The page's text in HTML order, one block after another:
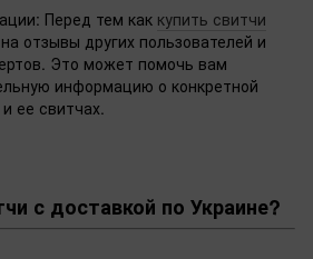
Перед тем как купить свитчи
отзывы других пользователей и
Это может помочь вам
информацию о конкретной
ее свитчах.
с доставкой по Украине?